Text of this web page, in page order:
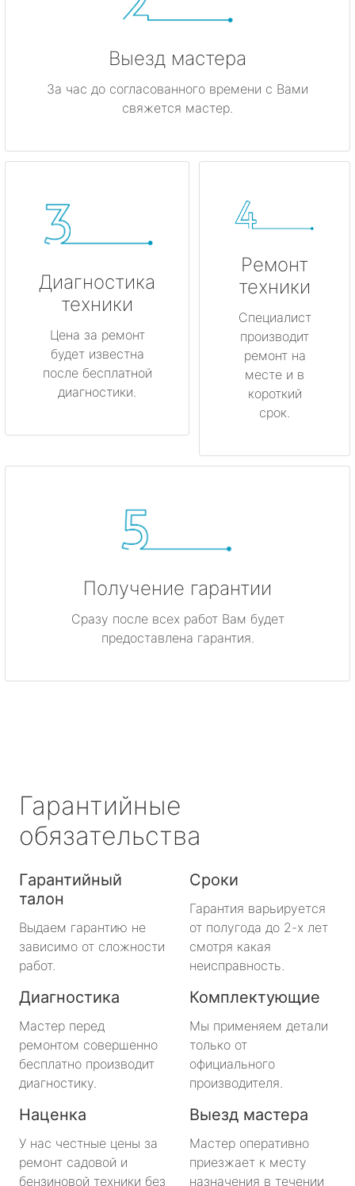
Выезд мастера
За час до согласованного времени с Вами
свяжется мастер.
Диагностика
техники
Цена за ремонт
будет известна
после бесплатной
диагностики.
Ремонт
техники
Специалист
производит
ремонт на
месте и в
короткий
срок.
Получение гарантии
Сразу после всех работ Вам будет
предоставлена гарантия.
Гарантийные
обязательства
Гарантийный
талон
Выдаем гарантию не
зависимо от сложности
работ.
Сроки
Гарантия варьируется
от полугода до 2-х лет
смотря какая
неисправность.
Диагностика
Мастер перед
ремонтом совершенно
бесплатно производит
диагностику.
Комплектующие
Мы применяем детали
только от
официального
производителя.
Наценка
У нас честные цены за
ремонт садовой и
бензиновой техники без
Выезд мастера
Мастер оперативно
приезжает к месту
назначения в течении